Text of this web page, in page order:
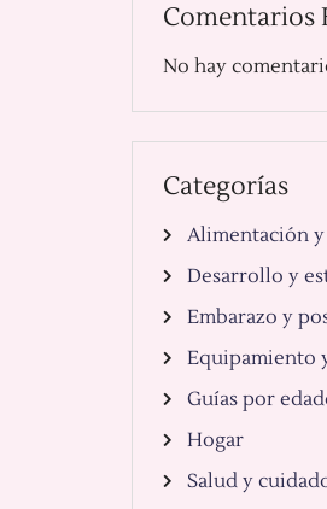
Comentarios
No hay
Categorías
Alimentación
Desarrollo y
Embarazo y
Equipamiento
Guías por
Hogar
Salud y